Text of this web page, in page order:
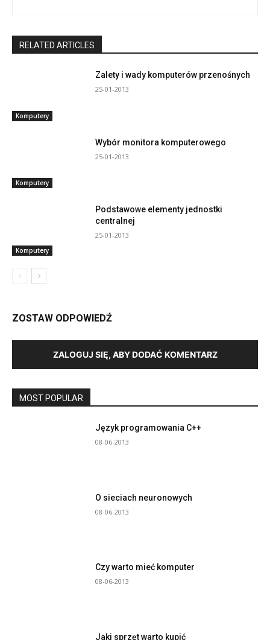
RELATED ARTICLES
Komputery
Zalety i wady komputerów przenośnych
25-01-2013
Komputery
Wybór monitora komputerowego
25-01-2013
Komputery
Podstawowe elementy jednostki
centralnej
25-01-2013
ZOSTAW ODPOWIEDŹ
ZALOGUJ SIĘ, ABY DODAĆ KOMENTARZ
MOST POPULAR
Język programowania C++
08-06-2013
O sieciach neuronowych
08-06-2013
Czy warto mieć komputer
08-06-2013
Jaki sprzęt warto kupić